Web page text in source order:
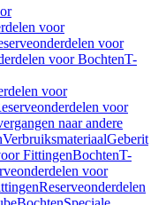
voor
voor
voor BochtenT-
voor
voor
naar andere
VerbruiksmateriaalGeberit
FittingenBochtenT-
voor
Reserveonderdelen